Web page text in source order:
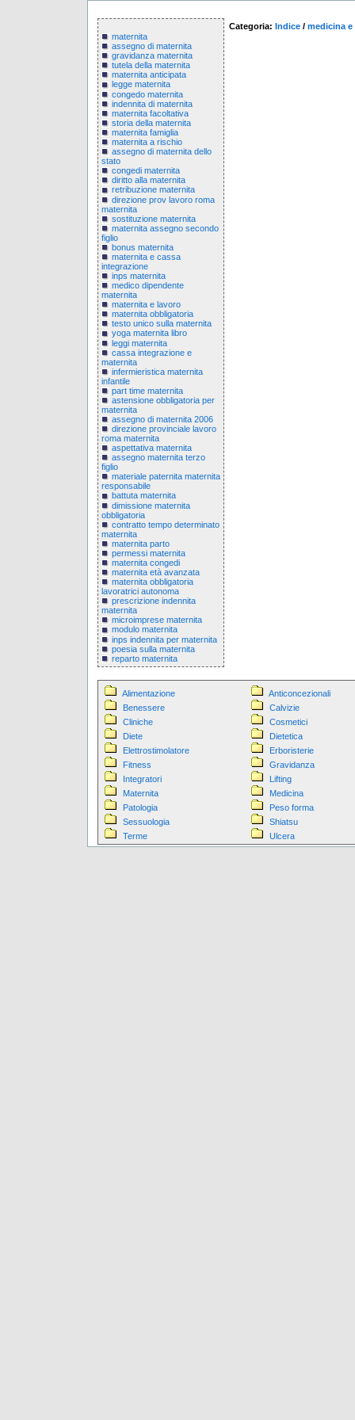
maternita
assegno di maternita
gravidanza maternita
tutela della maternita
maternita anticipata
legge maternita
congedo maternita
indennita di maternita
maternita facoltativa
storia della maternita
maternita famiglia
maternita a rischio
assegno di maternita dello
stato
congedi maternita
diritto alla maternita
retribuzione maternita
direzione prov lavoro roma
maternita
sostituzione maternita
maternita assegno secondo
figlio
bonus maternita
maternita e cassa
integrazione
inps maternita
medico dipendente
maternita
maternita e lavoro
maternita obbligatoria
testo unico sulla maternita
yoga maternita libro
leggi maternita
cassa integrazione e
maternita
infermieristica maternita
infantile
part time maternita
astensione obbligatoria per
maternita
assegno di maternita 2006
direzione provinciale lavoro
roma maternita
aspettativa maternita
assegno maternita terzo
figlio
materiale paternita maternita
responsabile
battuta maternita
dimissione maternita
obbligatoria
contratto tempo determinato
maternita
maternita parto
permessi maternita
maternita congedi
maternita età avanzata
maternita obbligatoria
lavoratrici autonoma
prescrizione indennita
maternita
microimprese maternita
modulo maternita
inps indennita per maternita
poesia sulla maternita
reparto maternita
Categoria: Indice / medicina e
Alimentazione
Anticoncezionali
Benessere
Calvizie
Cliniche
Cosmetici
Diete
Dietetica
Elettrostimolatore
Erboristerie
Fitness
Gravidanza
Integratori
Lifting
Maternita
Medicina
Patologia
Peso forma
Sessuologia
Shiatsu
Terme
Ulcera